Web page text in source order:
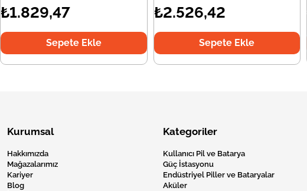
₺1.829,47
Sepete Ekle
₺2.526,42
Sepete Ekle
Kurumsal
Hakkımızda
Mağazalarımız
Kariyer
Blog
Kategoriler
Kullanıcı Pil ve Batarya
Güç İstasyonu
Endüstriyel Piller ve Bataryalar
Aküler